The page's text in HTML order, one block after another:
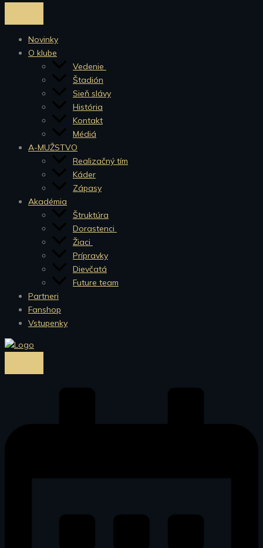
Novinky
O klube
Vedenie
Štadión
Sieň slávy
História
Kontakt
Médiá
A-MUŽSTVO
Realizačný tím
Káder
Zápasy
Akadémia
Štruktúra
Dorastenci
Žiaci
Prípravky
Dievčatá
Future team
Partneri
Fanshop
Vstupenky